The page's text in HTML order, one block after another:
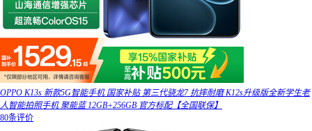
OPPO K13s 新款5G智能手机 国家补贴 第三代骁龙7 抗摔耐磨 K12s升级版全新学生老
人智能拍照手机 聚能蓝 12GB+256GB 官方标配【全国联保】
80条评价